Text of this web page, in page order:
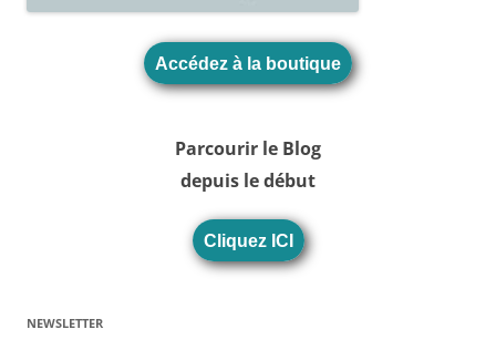
Accédez à la boutique
Parcourir le Blog
depuis le début
Cliquez ICI
NEWSLETTER